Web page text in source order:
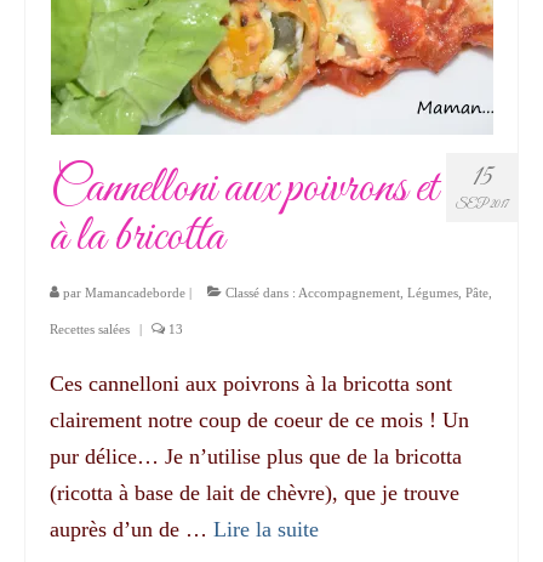
15
SEP 2017
Cannelloni aux poivrons et
à la bricotta
par Mamancadeborde | Classé dans : Accompagnement Légumes Pâte
Recettes salées | 13
Ces cannelloni aux poivrons à la bricotta sont
clairement notre coup de coeur de ce mois ! Un
pur délice… Je n’utilise plus que de la bricotta
(ricotta à base de lait de chèvre), que je trouve
auprès d’un de … Lire la suite­­